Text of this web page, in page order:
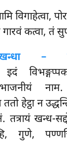
विगाहेत्वा,
कत्वा, तं
–
इदं
हेट्ठा न
तत्रायं खन्ध-
गुणे,